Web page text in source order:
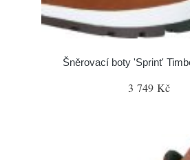
Šněrovací boty 'Sprint'
3 749 Kč